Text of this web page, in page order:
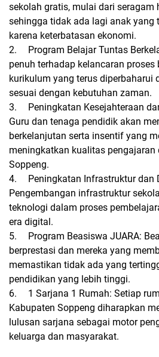
sekolah gratis, mulai dari seragam
sehingga tidak ada lagi anak yang
karena keterbatasan ekonomi.
2.
Program Belajar Tuntas
penuh terhadap kelancaran proses
kurikulum yang terus diperbaharui
sesuai dengan kebutuhan zaman.
3.
Peningkatan Kesejahteraan
Guru dan tenaga pendidik akan
berkelanjutan serta insentif yang
meningkatkan kualitas pengajaran
Soppeng.
4.
Peningkatan Infrastruktur dan
Pengembangan infrastruktur
teknologi dalam proses
era digital.
5.
Program Beasiswa JUARA:
berprestasi dan mereka yang
memastikan tidak ada yang
pendidikan yang lebih tinggi.
6.
1 Sarjana 1 Rumah: Setiap
Kabupaten Soppeng diharapkan
lulusan sarjana sebagai motor
keluarga dan masyarakat.